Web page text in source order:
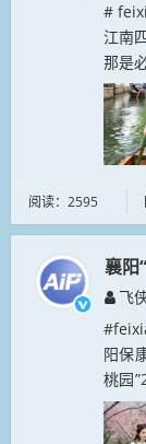
#
江南
那是
阅读：2595
襄阳
飞
阳保
桃园
镇林
去，...